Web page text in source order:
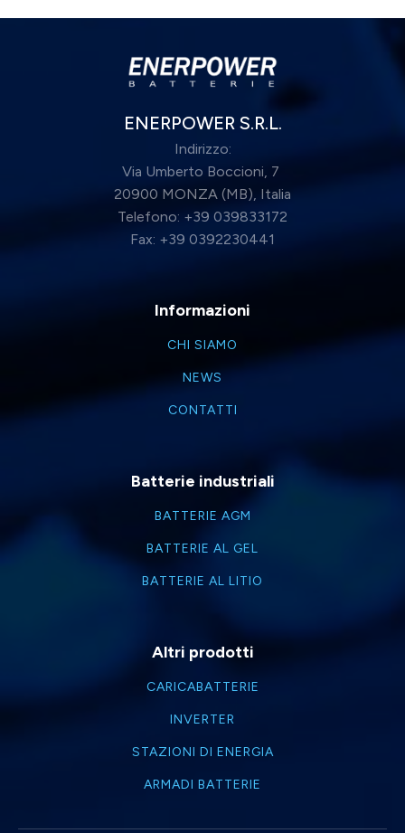
ENERPOWER S.R.L.
Indirizzo:
Via Umberto Boccioni, 7
20900 MONZA (MB), Italia
Telefono: +39 039833172
Fax: +39 0392230441
Informazioni
CHI SIAMO
NEWS
CONTATTI
Batterie industriali
BATTERIE AGM
BATTERIE AL GEL
BATTERIE AL LITIO
Altri prodotti
CARICABATTERIE
INVERTER
STAZIONI DI ENERGIA
ARMADI BATTERIE